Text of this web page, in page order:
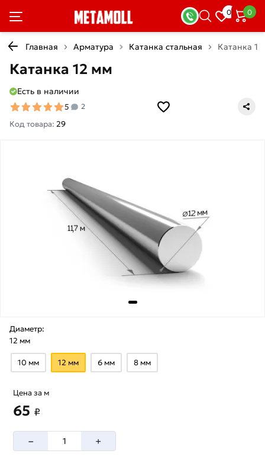
0 0
Главная Арматура Катанка стальная Катанка
Катанка 12 мм
Есть в наличии
5 2
Код товара: 29
Диаметр:
12 мм
10 мм 12 мм 6 мм 8 мм
Цена за м
65 ₽
– +